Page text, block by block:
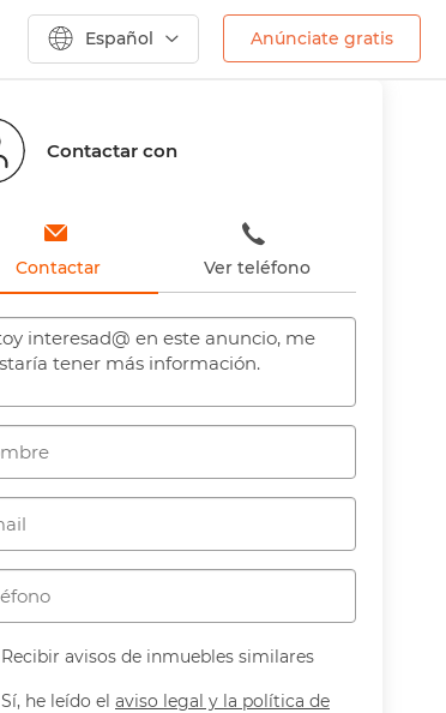
Español Anúnciate gratis
Contactar con
Contactar Ver teléfono
Recibir avisos de inmuebles similares
Sí, he leído el aviso legal y la política de